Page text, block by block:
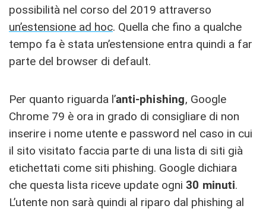
possibilità nel corso del 2019 attraverso
un’estensione ad hoc. Quella che fino a qualche
tempo fa è stata un’estensione entra quindi a far
parte del browser di default.
Per quanto riguarda l’anti-phishing, Google
Chrome 79 è ora in grado di consigliare di non
inserire i nome utente e password nel caso in cui
il sito visitato faccia parte di una lista di siti già
etichettati come siti phishing. Google dichiara
che questa lista riceve update ogni 30 minuti.
L’utente non sarà quindi al riparo dal phishing al